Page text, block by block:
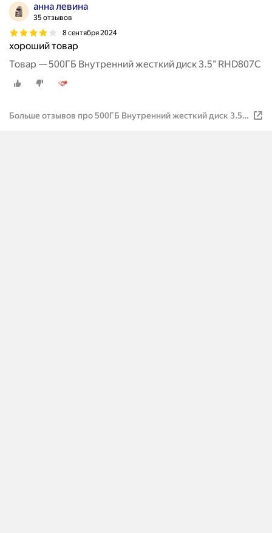
анна левина
35 отзывов
8 сентября 2024
хороший товар
Товар — 500ГБ Внутренний жесткий диск 3.5" RHD807C
Больше отзывов про 500ГБ Внутренний жесткий диск 3.5"